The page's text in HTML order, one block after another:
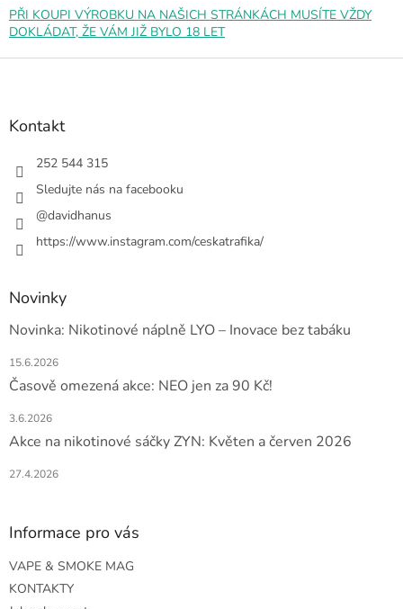
p
u
PŘI KOUPI VÝROBKU NA NAŠICH STRÁNKÁCH MUSÍTE VŽDY
DOKLÁDAT, ŽE VÁM JIŽ BYLO 18 LET
Z
Kontakt
252 544 315
Sledujte nás na facebooku
@davidhanus
https://www.instagram.com/ceskatrafika/
Novinky
Novinka: Nikotinové náplně LYO – Inovace bez tabáku
15.6.2026
Časově omezená akce: NEO jen za 90 Kč!
3.6.2026
Akce na nikotinové sáčky ZYN: Květen a červen 2026
27.4.2026
Informace pro vás
VAPE & SMOKE MAG
KONTAKTY